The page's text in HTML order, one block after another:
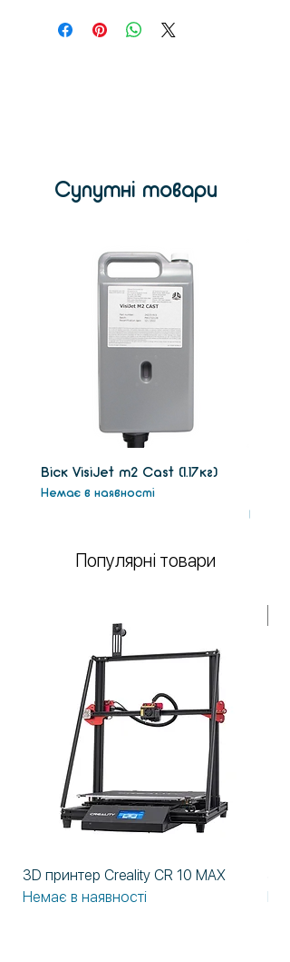
Супутні товари
Віск VisiJet m2 Сast (1.17кг)
Немає в наявності
Немає
Популярні товари
3D принтер Creality CR 10 MAX
Немає в наявності